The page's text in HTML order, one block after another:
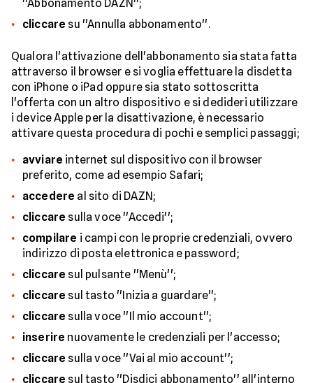
''Abbonamento DAZN'';
cliccare su ''Annulla abbonamento''.
Qualora l'attivazione dell'abbonamento sia stata fatta
attraverso il browser e si voglia effettuare la disdetta
con iPhone o iPad oppure sia stato sottoscritta
l'offerta con un altro dispositivo e si dedideri utilizzare
i device Apple per la disattivazione, è necessario
attivare questa procedura di pochi e semplici passaggi;
avviare internet sul dispositivo con il browser
preferito, come ad esempio Safari;
accedere al sito di DAZN;
cliccare sulla voce ''Accedi'';
compilare i campi con le proprie credenziali, ovvero
indirizzo di posta elettronica e password;
cliccare sul pulsante ''Menù'';
cliccare sul tasto ''Inizia a guardare'';
cliccare sulla voce ''Il mio account'';
inserire nuovamente le credenziali per l'accesso;
cliccare sulla voce ''Vai al mio account'';
cliccare sul tasto ''Disdici abbonamento'' all'interno